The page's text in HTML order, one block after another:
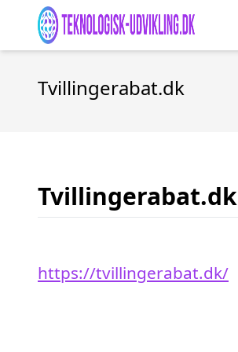
Tvillingerabat.dk
Tvillingerabat.dk
https://tvillingerabat.dk/